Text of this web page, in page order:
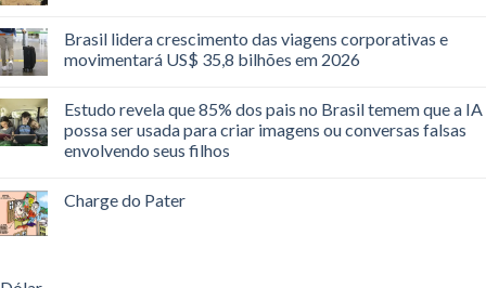
Brasil lidera crescimento das viagens corporativas e
movimentará US$ 35,8 bilhões em 2026
Estudo revela que 85% dos pais no Brasil temem que a IA
possa ser usada para criar imagens ou conversas falsas
envolvendo seus filhos
Charge do Pater